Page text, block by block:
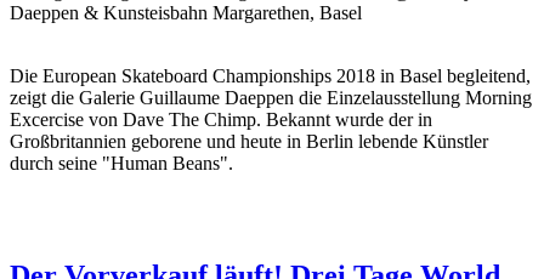
Daeppen & Kunsteisbahn Margarethen, Basel
Die European Skateboard Championships 2018 in Basel begleitend,
zeigt die Galerie Guillaume Daeppen die Einzelausstellung Morning
Excercise von Dave The Chimp. Bekannt wurde der in
Großbritannien geborene und heute in Berlin lebende Künstler
durch seine "Human Beans".